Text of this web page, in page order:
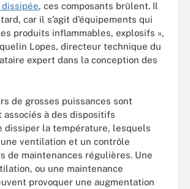
, ces composants brûlent. Il
car il s’agit d’équipements qui
produits inflammables, explosifs »,
Lopes, directeur technique du
expert dans la conception des
de grosses puissances sont
associés à des dispositifs
dissiper la température, lesquels
ventilation et un contrôle
de maintenances régulières. Une
ou une maintenance
provoquer une augmentation